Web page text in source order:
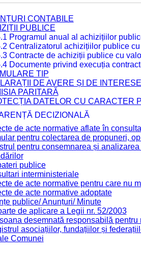
CONTABILE
PUBLICE
Programul anual al achizițiilor
Centralizatorul achizițiilor publice
Contracte de achiziții publice cu
Documente privind execuția
TIP
DE AVERE ȘI DE INTERESE
PARITARĂ
DATELOR CU CARACTER
DECIZIONALĂ
de acte normative aflate în
pentru colectarea de propuneri,
pentru consemnarea și
publice
interministeriale
de acte normative pentru care nu
de acte normative adoptate
publice/ Anunțuri/ Minute
de aplicare a Legii nr. 52/2003
desemnată responsabilă
asociațiilor, fundațiilor și
Comunei